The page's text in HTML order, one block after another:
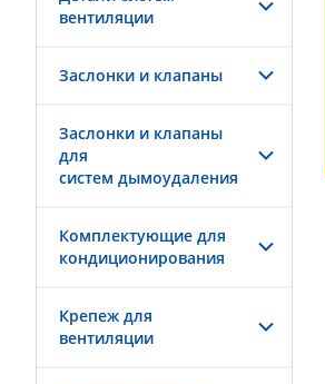
вентиляции
Заслонки и клапаны
Заслонки и клапаны
для
систем дымоудаления
Комплектующие для
кондиционирования
Крепеж для
вентиляции